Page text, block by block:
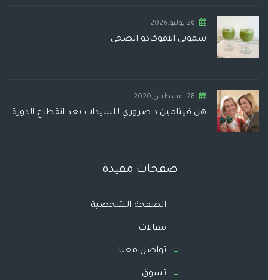
26 يوليو,2026
سموثي الأفوكادو الصحي
28 أغسطس,2020
هل فيتامين د ضروري للسيدات بعد انقطاع الدورة
صفحات مفيدة
الصفحة الشخصية
مقالات
تواصل معنا
تسوق